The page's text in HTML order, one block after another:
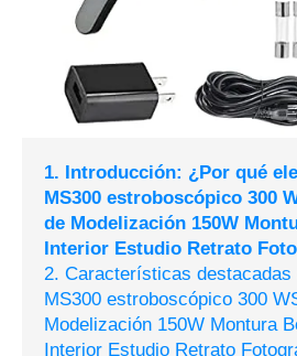
1. Introducción: ¿Por qué
MS300 estroboscópico 300
de Modelización 150W
Interior Estudio Retrato
2. Características destacadas
MS300 estroboscópico 300
Modelización 150W Montura
Interior Estudio Retrato